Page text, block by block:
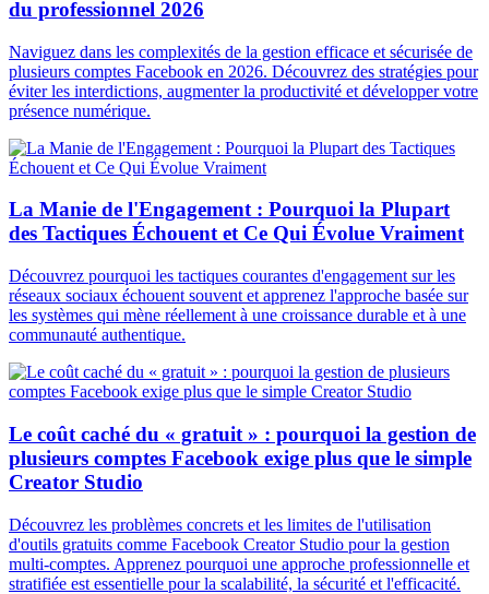
du professionnel 2026
Naviguez dans les complexités de la gestion efficace et sécurisée de
plusieurs comptes Facebook en 2026. Découvrez des stratégies pour
éviter les interdictions, augmenter la productivité et développer votre
présence numérique.
La Manie de l'Engagement : Pourquoi la Plupart
des Tactiques Échouent et Ce Qui Évolue Vraiment
Découvrez pourquoi les tactiques courantes d'engagement sur les
réseaux sociaux échouent souvent et apprenez l'approche basée sur
les systèmes qui mène réellement à une croissance durable et à une
communauté authentique.
Le coût caché du « gratuit » : pourquoi la gestion de
plusieurs comptes Facebook exige plus que le simple
Creator Studio
Découvrez les problèmes concrets et les limites de l'utilisation
d'outils gratuits comme Facebook Creator Studio pour la gestion
multi-comptes. Apprenez pourquoi une approche professionnelle et
stratifiée est essentielle pour la scalabilité, la sécurité et l'efficacité.